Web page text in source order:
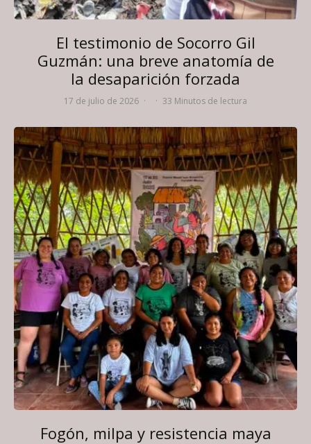
El testimonio de Socorro Gil
Guzmán: una breve anatomía de
la desaparición forzada
17 de julio de 2026 · · 33 Minutos de lectura
Fogón, milpa y resistencia maya